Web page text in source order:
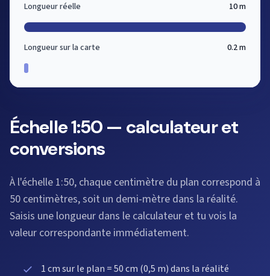
Échelle 1:50 — calculateur et
conversions
À l'échelle 1:50, chaque centimètre du plan correspond à
50 centimètres, soit un demi-mètre dans la réalité.
Saisis une longueur dans le calculateur et tu vois la
valeur correspondante immédiatement.
1 cm sur le plan = 50 cm (0,5 m) dans la réalité
Longueur réelle 10 m
Longueur sur la carte 0.2 m